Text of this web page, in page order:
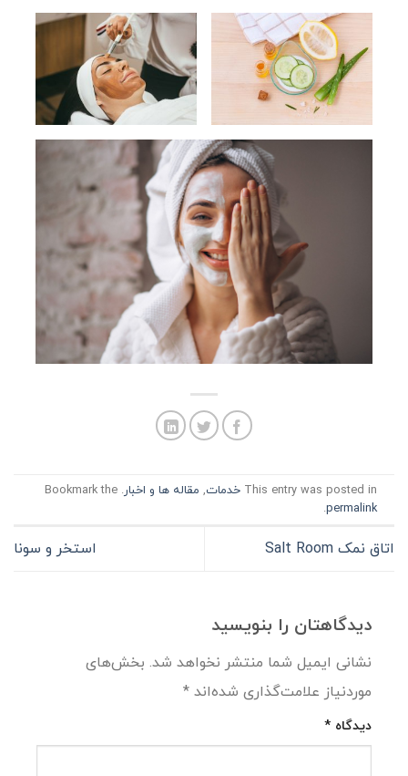
This entry was posted in خدمات, مقاله ها و اخبار. Bookmark the
permalink
.
اتاق نمک Salt Room استخر و سونا
دیدگاهتان را بنویسید
نشانی ایمیل شما منتشر نخواهد شد. بخش‌های
موردنیاز علامت‌گذاری شده‌اند *
دیدگاه *